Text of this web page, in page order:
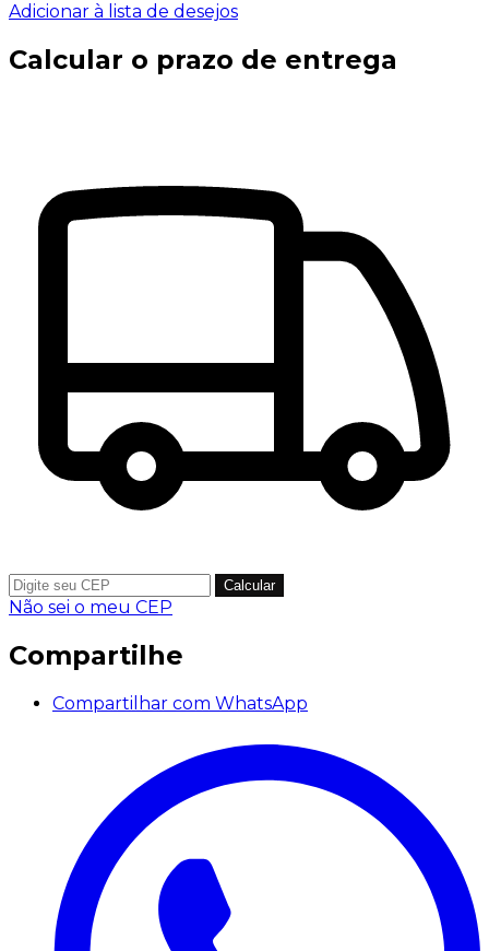
Adicionar à lista de desejos
Calcular o prazo de entrega
Calcular
Não sei o meu CEP
Compartilhe
Compartilhar com WhatsApp